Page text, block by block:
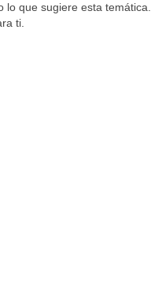
lo que sugiere esta temática.
ti.